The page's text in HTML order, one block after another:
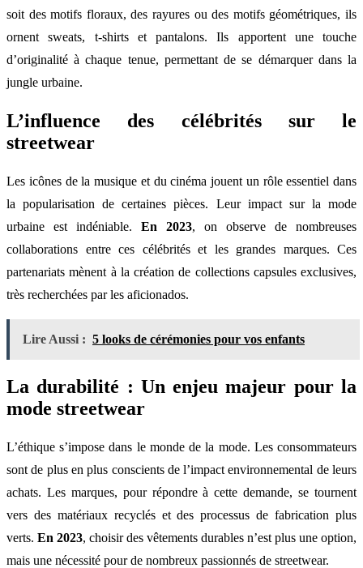
soit des motifs floraux, des rayures ou des motifs géométriques, ils
ornent sweats, t-shirts et pantalons. Ils apportent une touche
d’originalité à chaque tenue, permettant de se démarquer dans la
jungle urbaine.
L’influence des célébrités sur le
streetwear
Les icônes de la musique et du cinéma jouent un rôle essentiel dans
la popularisation de certaines pièces. Leur impact sur la mode
urbaine est indéniable. En 2023, on observe de nombreuses
collaborations entre ces célébrités et les grandes marques. Ces
partenariats mènent à la création de collections capsules exclusives,
très recherchées par les aficionados.
Lire Aussi : 5 looks de cérémonies pour vos enfants
La durabilité : Un enjeu majeur pour la
mode streetwear
L’éthique s’impose dans le monde de la mode. Les consommateurs
sont de plus en plus conscients de l’impact environnemental de leurs
achats. Les marques, pour répondre à cette demande, se tournent
vers des matériaux recyclés et des processus de fabrication plus
verts. En 2023, choisir des vêtements durables n’est plus une option,
mais une nécessité pour de nombreux passionnés de streetwear.